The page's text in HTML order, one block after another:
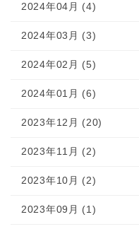
2024年04月 (4)
2024年03月 (3)
2024年02月 (5)
2024年01月 (6)
2023年12月 (20)
2023年11月 (2)
2023年10月 (2)
2023年09月 (1)